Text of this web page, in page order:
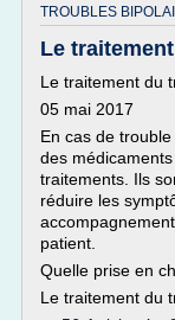
TROUBLES
Le
Le traitement du
05 mai 2017
En cas de
des
traitements. Ils
réduire les
patient.
Quelle prise en
Le traitement du